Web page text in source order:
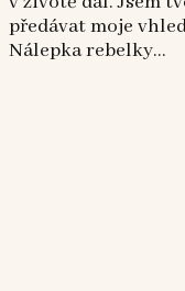
předávat moje
Nálepka rebelky...